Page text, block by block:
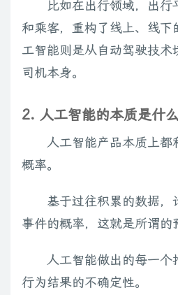
比如在出行领域，出
和乘客，重构了线上、线下
工智能则是从自动驾驶技术
司机本身。
2. 人工智能的本质是什么
人工智能产品本质上都
概率。
基于过往积累的数据，
事件的概率，这就是所谓的
人工智能做出的每一个
行为结果的不确定性。